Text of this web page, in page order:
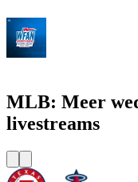
MLB: Meer
livestreams